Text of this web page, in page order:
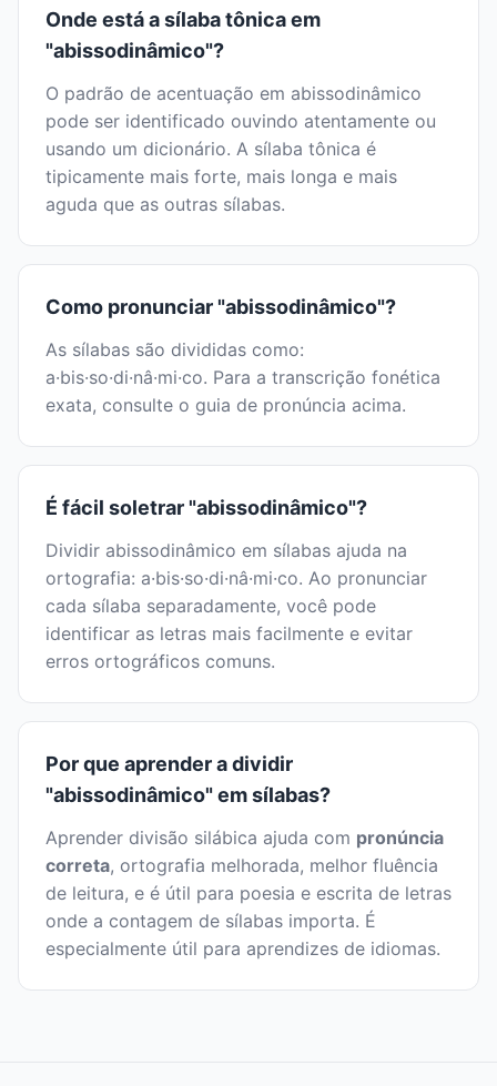
Onde está a sílaba tônica em
"abissodinâmico"?
O padrão de acentuação em abissodinâmico
pode ser identificado ouvindo atentamente ou
usando um dicionário. A sílaba tônica é
tipicamente mais forte, mais longa e mais
aguda que as outras sílabas.
Como pronunciar "abissodinâmico"?
As sílabas são divididas como:
a·bis·so·di·nâ·mi·co. Para a transcrição fonética
exata, consulte o guia de pronúncia acima.
É fácil soletrar "abissodinâmico"?
Dividir abissodinâmico em sílabas ajuda na
ortografia: a·bis·so·di·nâ·mi·co. Ao pronunciar
cada sílaba separadamente, você pode
identificar as letras mais facilmente e evitar
erros ortográficos comuns.
Por que aprender a dividir
"abissodinâmico" em sílabas?
Aprender divisão silábica ajuda com pronúncia
correta, ortografia melhorada, melhor fluência
de leitura, e é útil para poesia e escrita de letras
onde a contagem de sílabas importa. É
especialmente útil para aprendizes de idiomas.